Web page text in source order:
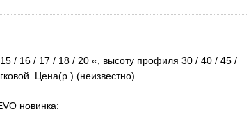
/ 16 / 17 / 18 / 20 «, высоту профиля 30 / 40 / 45 /
Цена(р.) (неизвестно).
новинка: